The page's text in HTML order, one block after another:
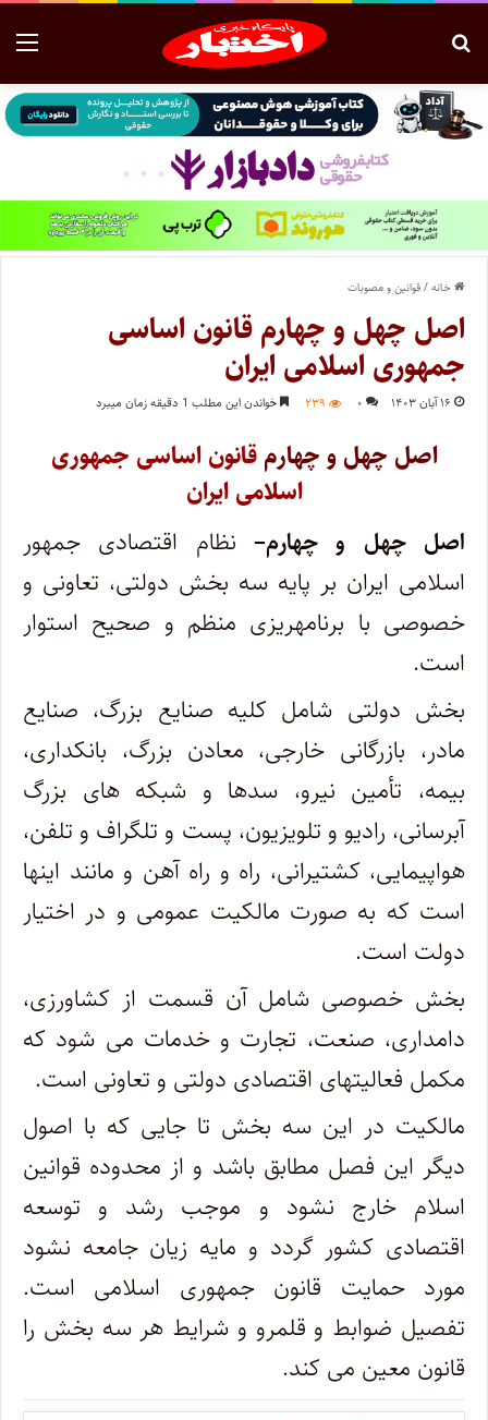
خانه/قوانین و مصوبات
اصل چهل و چهارم قانون اساسی
جمهوری اسلامی ایران
۱۶ آبان ۱۴۰۳ ۰ ۲۳۹ خواندن این مطلب 1 دقیقه زمان میبرد
اصل چهل و چهارمقانون اساسی جمهوری
اسلامی ایران
اصل‏ چهل و چهارم– نظام‏ اقتصادی‏ جمهور
اسلامی‏ ایران‏ بر پایه‏ سه‏ بخش‏ دولتی‏، تعاونی‏ و
خصوصی‏ با برنامه‏ریزی‏ منظم‏ و صحیح‏ استوار
است‏.
بخش‏ دولتی‏ شامل‏ کلیه‏ صنایع بزرگ‏، صنایع
مادر، بازرگانی‏ خارجی‏، معادن‏ بزرگ‏، بانکداری‏،
بیمه‏، تأمین‏ نیرو، سدها و شبکه‏ های‏ بزرگ‏
آبرسانی‏، رادیو و تلویزیون‏، پست‏ و تلگراف‏ و تلفن‏،
هواپیمایی‏، کشتیرانی‏، راه‏ و راه‏ آهن‏ و مانند اینها
است‏ که‏ به‏ صورت‏ مالکیت‏ عمومی‏ و در اختیار
دولت‏ است‏.
بخش‏ خصوصی‏ شامل‏ آن‏ قسمت‏ از کشاورزی‏،
دامداری‏، صنعت‏، تجارت‏ و خدمات‏ می‏ شود که‏
مکمل‏ فعالیتهای‏ اقتصادی‏ دولتی‏ و تعاونی‏ است‏.
مالکیت‏ در این‏ سه‏ بخش‏ تا جایی‏ که‏ با اصول‏
دیگر این‏ فصل‏ مطابق‏ باشد و از محدوده‏ قوانین‏
اسلام‏ خارج‏ نشود و موجب‏ رشد و توسعه‏
اقتصادی‏ کشور گردد و مایه‏ زیان‏ جامعه‏ نشود
مورد حمایت‏ قانون‏ جمهوری‏ اسلامی‏ است‏.
تفصیل‏ ضوابط و قلمرو و شرایط هر سه‏ بخش‏ را
قانون‏ معین‏ می‏ کند.